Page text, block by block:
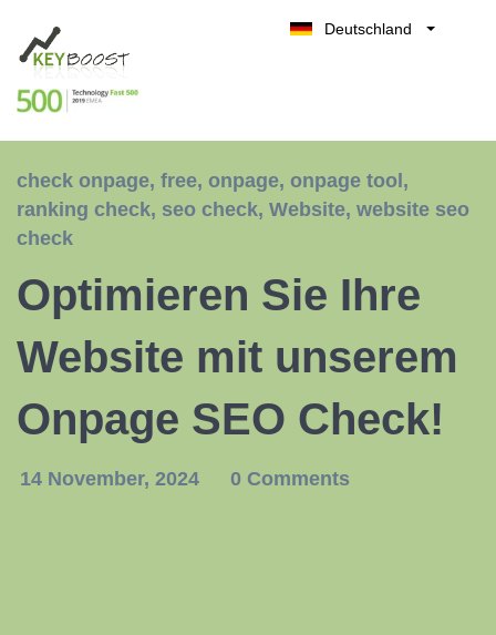
Deutschland
check onpage, free, onpage, onpage tool ,
ranking check, seo check, Website, website seo
check
Optimieren Sie Ihre
Website mit unserem
Onpage SEO Check!
14 November, 2024 0 Comments